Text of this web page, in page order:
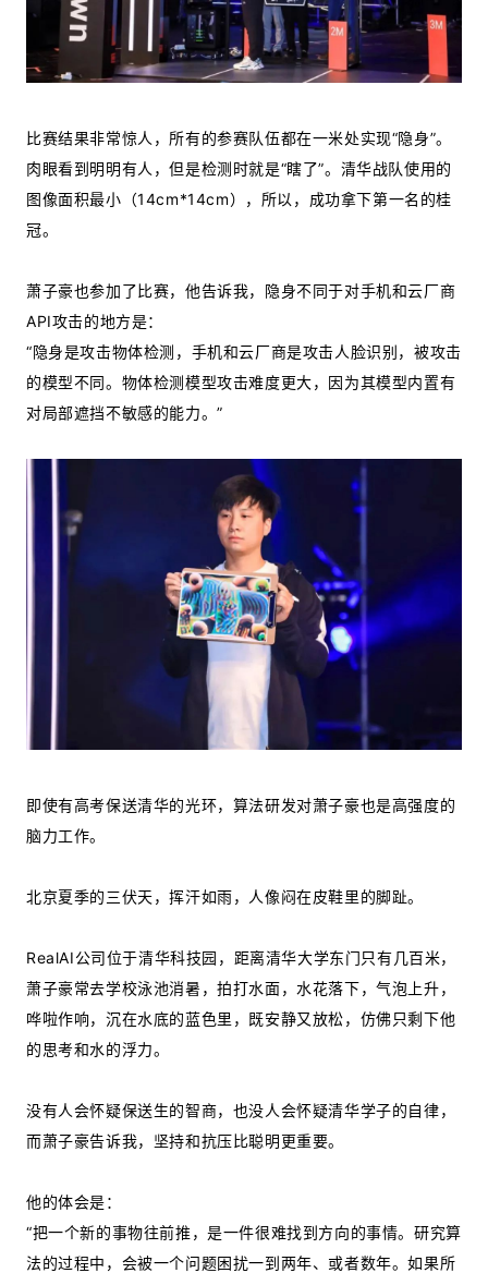
比赛结果非常惊人，所有的参赛队伍都在一米处实现“隐身”。
肉眼看到明明有人，但是检测时就是“瞎了”。清华战队使用的
图像面积最小（14cm*14cm），所以，成功拿下第一名的桂
冠。
萧子豪也参加了比赛，他告诉我，隐身不同于对手机和云厂商
API攻击的地方是：
“隐身是攻击物体检测，手机和云厂商是攻击人脸识别，被攻击
的模型不同。物体检测模型攻击难度更大，因为其模型内置有
对局部遮挡不敏感的能力。”
即使有高考保送清华的光环，算法研发对萧子豪也是高强度的
脑力工作。
北京夏季的三伏天，挥汗如雨，人像闷在皮鞋里的脚趾。
RealAI公司位于清华科技园，距离清华大学东门只有几百米，
萧子豪常去学校泳池消暑，拍打水面，水花落下，气泡上升，
哗啦作响，沉在水底的蓝色里，既安静又放松，仿佛只剩下他
的思考和水的浮力。
没有人会怀疑保送生的智商，也没人会怀疑清华学子的自律，
而萧子豪告诉我，坚持和抗压比聪明更重要。
他的体会是：
“把一个新的事物往前推，是一件很难找到方向的事情。研究算
法的过程中，会被一个问题困扰一到两年、或者数年。如果所